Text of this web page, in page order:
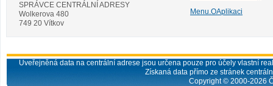
SPRÁVCE CENTRÁLNÍ ADRESY
Wolkerova 480
749 20 Vítkov
Menu.OAplikaci
Uveřejněná data na centrální adrese jsou určena pouze pro účely vlastní
Získaná data přímo ze stránek
Copyright © 2000-2026